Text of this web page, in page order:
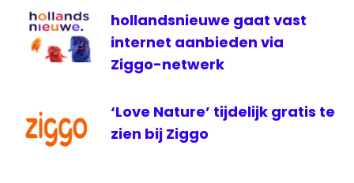
ziggo
hollandsnieuwe gaat vast
internet aanbieden via
Ziggo-netwerk
‘Love Nature’ tijdelijk gratis te
zien bij Ziggo